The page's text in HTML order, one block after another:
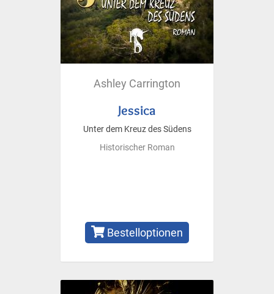
Ashley Carrington
Jessica
Unter dem Kreuz des Südens
Historischer Roman
Bestelloptionen